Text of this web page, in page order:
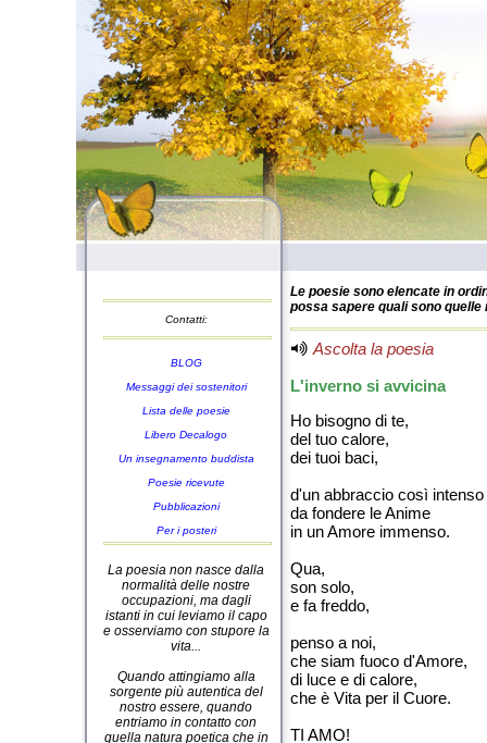
Contatti:
BLOG
Messaggi dei sostenitori
Lista delle poesie
Libero Decalogo
Un insegnamento buddista
Poesie ricevute
Pubblicazioni
Per i posteri
La poesia non nasce dalla
normalità delle nostre
occupazioni, ma dagli
istanti in cui leviamo il capo
e osserviamo con stupore la
vita...
Quando attingiamo alla
sorgente più autentica del
nostro essere, quando
entriamo in contatto con
quella natura poetica che in
Le poesie sono elencate in
possa sapere quali sono
Ascolta la poesia
L'inverno si avvicina
Ho bisogno di te,
del tuo calore,
dei tuoi baci,
d'un abbraccio così intenso
da fondere le Anime
in un Amore immenso.
Qua,
son solo,
e fa freddo,
penso a noi,
che siam fuoco d'Amore,
di luce e di calore,
che è Vita per il Cuore.
TI AMO!